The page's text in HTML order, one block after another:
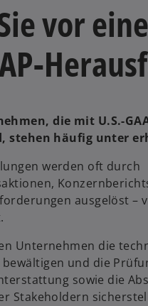
vor
die mit U.S.-
stehen häufig unter
werden oft durch
ausgelöst –
Unternehmen die
bewältigen und die
sowie die
Stakeholdern